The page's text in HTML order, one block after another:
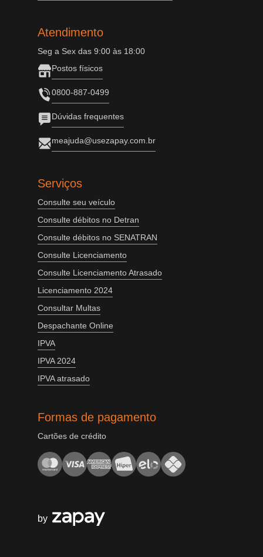
Atendimento
Seg a Sex das 9:00 às 18:00
Postos físicos
0800-887-0499
Dúvidas frequentes
meajuda@usezapay.com.br
Serviços
Consulte seu veículo
Consulte débitos no Detran
Consulte débitos no SENATRAN
Consulte Licenciamento
Consulte Licenciamento Atrasado
Licenciamento 2024
Consultar Multas
Despachante Online
IPVA
IPVA 2024
IPVA atrasado
Formas de pagamento
Cartões de crédito
by